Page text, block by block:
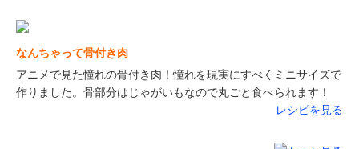
なんちゃって骨付き肉
アニメで見た憧れの骨付き肉！憧れを現実にすべくミニサイズで
作りました。骨部分はじゃがいもなので丸ごと食べられます！
レシピを見る